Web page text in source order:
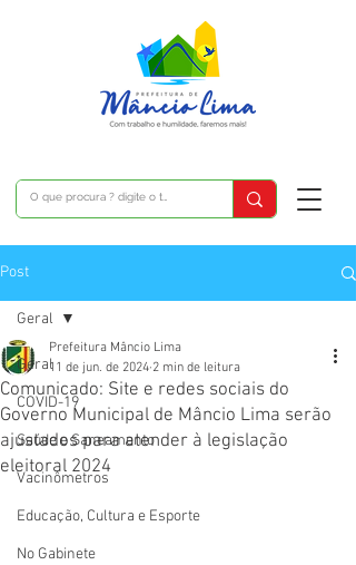
Post
Geral
COVID-19
Saúde e Saneamento
Vacinômetros
Educação, Cultura e Esporte
No Gabinete
Geral
Comunicado: Site e redes sociais do
Governo Municipal de Mâncio Lima serão
ajustados para atender à legislação
eleitoral 2024
Prefeitura Mâncio Lima
11 de jun. de 2024 2 min de leitura